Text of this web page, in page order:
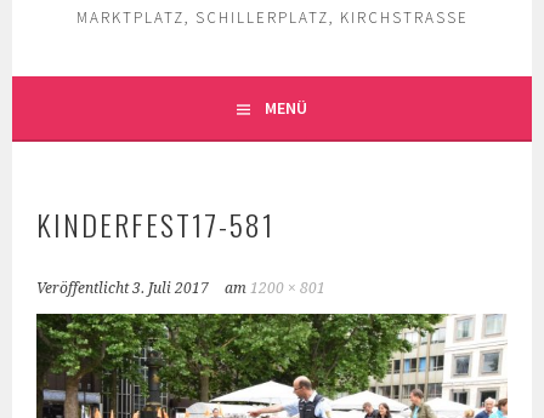
MARKTPLATZ, SCHILLERPLATZ, KIRCHSTRASSE
MENÜ
KINDERFEST17-581
Veröffentlicht3. Juli 2017 am 1200 × 801